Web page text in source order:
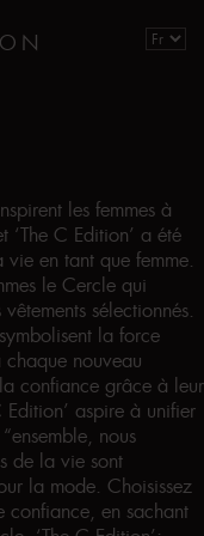
les femmes à
C Edition’ a été
en tant que femme.
le Cercle qui
sélectionnés.
la force
chaque nouveau
confiance grâce à leur
aspire à unifier
nous
de la vie sont
la mode. Choisissez
confiance, en sachant